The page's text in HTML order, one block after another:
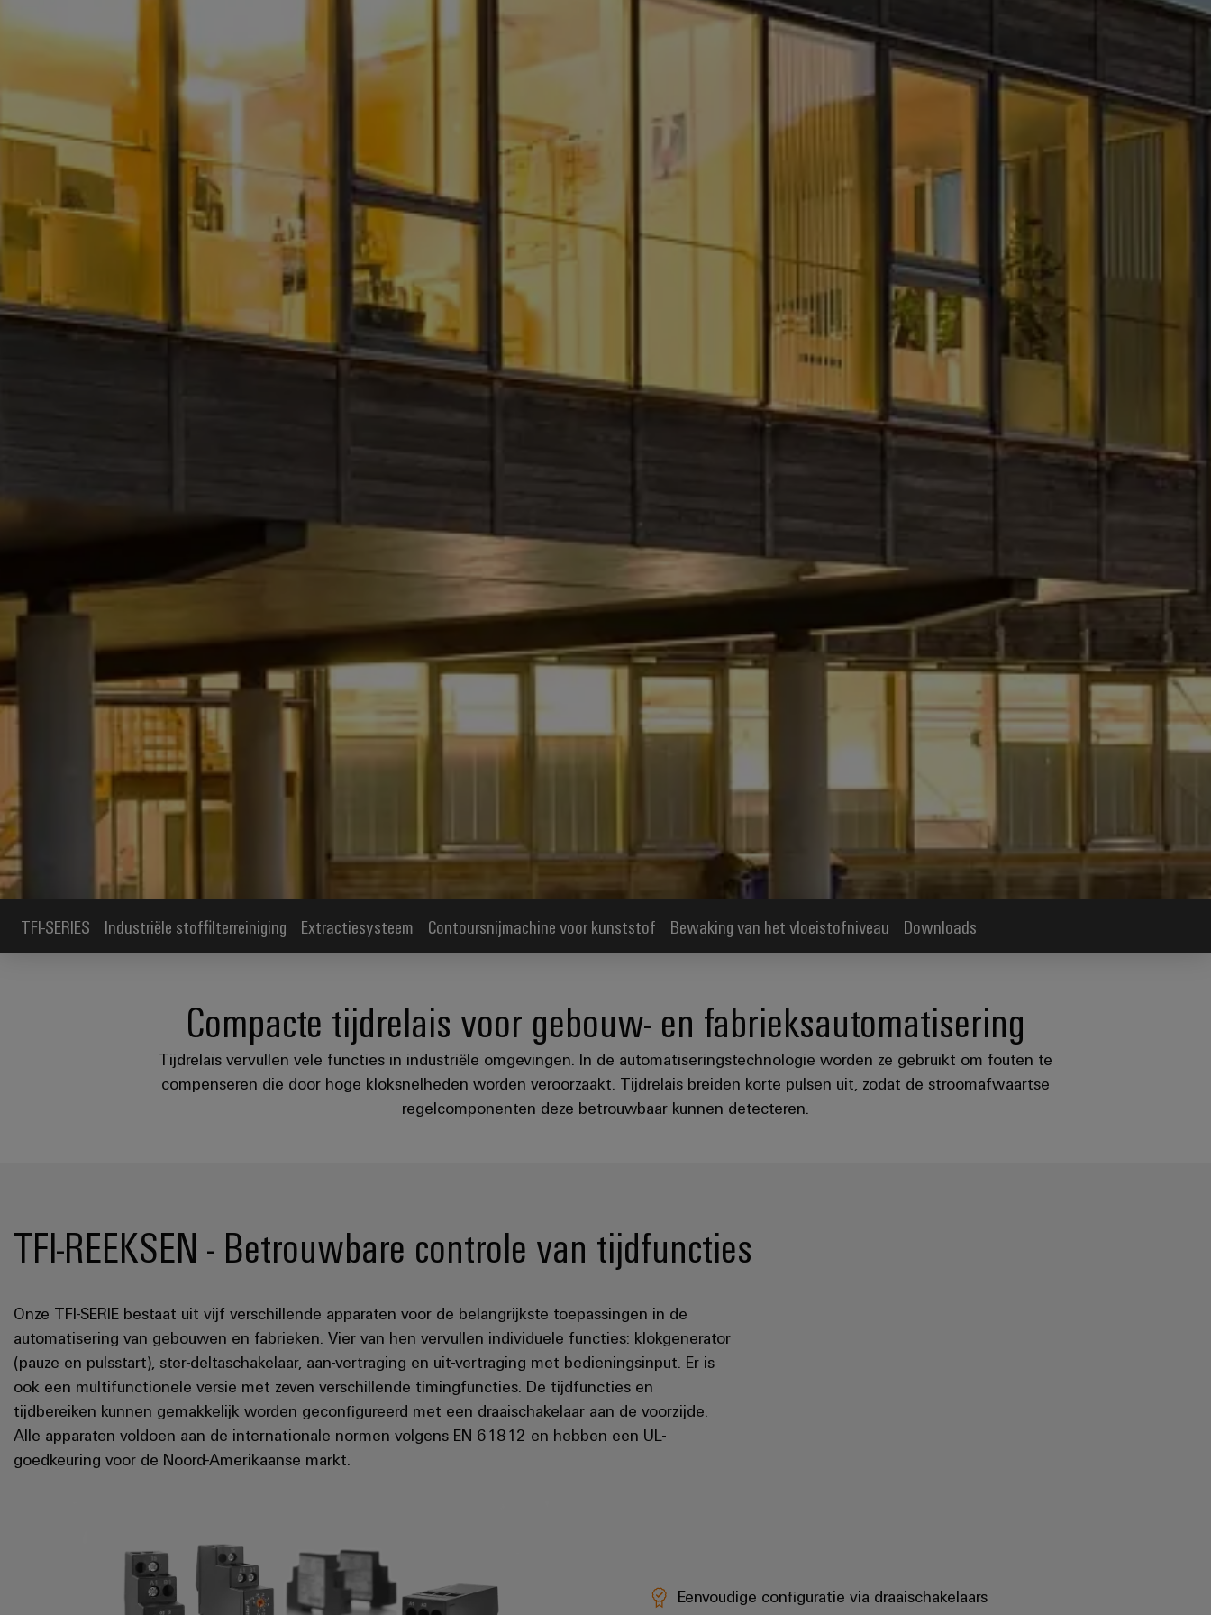
TFI-SERIES Industriële stoffilterreiniging Extractiesysteem Contoursnijmachine voor kunststof Bewaking van het vloeistofniveau Downloads
Compacte tijdrelais voor gebouw- en fabrieksautomatisering
Tijdrelais vervullen vele functies in industriële omgevingen. In de automatiseringstechnologie worden ze gebruikt om fouten te
compenseren die door hoge kloksnelheden worden veroorzaakt. Tijdrelais breiden korte pulsen uit, zodat de stroomafwaartse
regelcomponenten deze betrouwbaar kunnen detecteren.
TFI-REEKSEN - Betrouwbare controle van tijdfuncties
Onze TFI-SERIE bestaat uit vijf verschillende apparaten voor de belangrijkste toepassingen in de
automatisering van gebouwen en fabrieken. Vier van hen vervullen individuele functies: klokgenerator
(pauze en pulsstart), ster-deltaschakelaar, aan-vertraging en uit-vertraging met bedieningsinput. Er is
ook een multifunctionele versie met zeven verschillende timingfuncties. De tijdfuncties en
tijdbereiken kunnen gemakkelijk worden geconfigureerd met een draaischakelaar aan de voorzijde.
Alle apparaten voldoen aan de internationale normen volgens EN 61812 en hebben een UL-
goedkeuring voor de Noord-Amerikaanse markt.
Eenvoudige configuratie via draaischakelaars